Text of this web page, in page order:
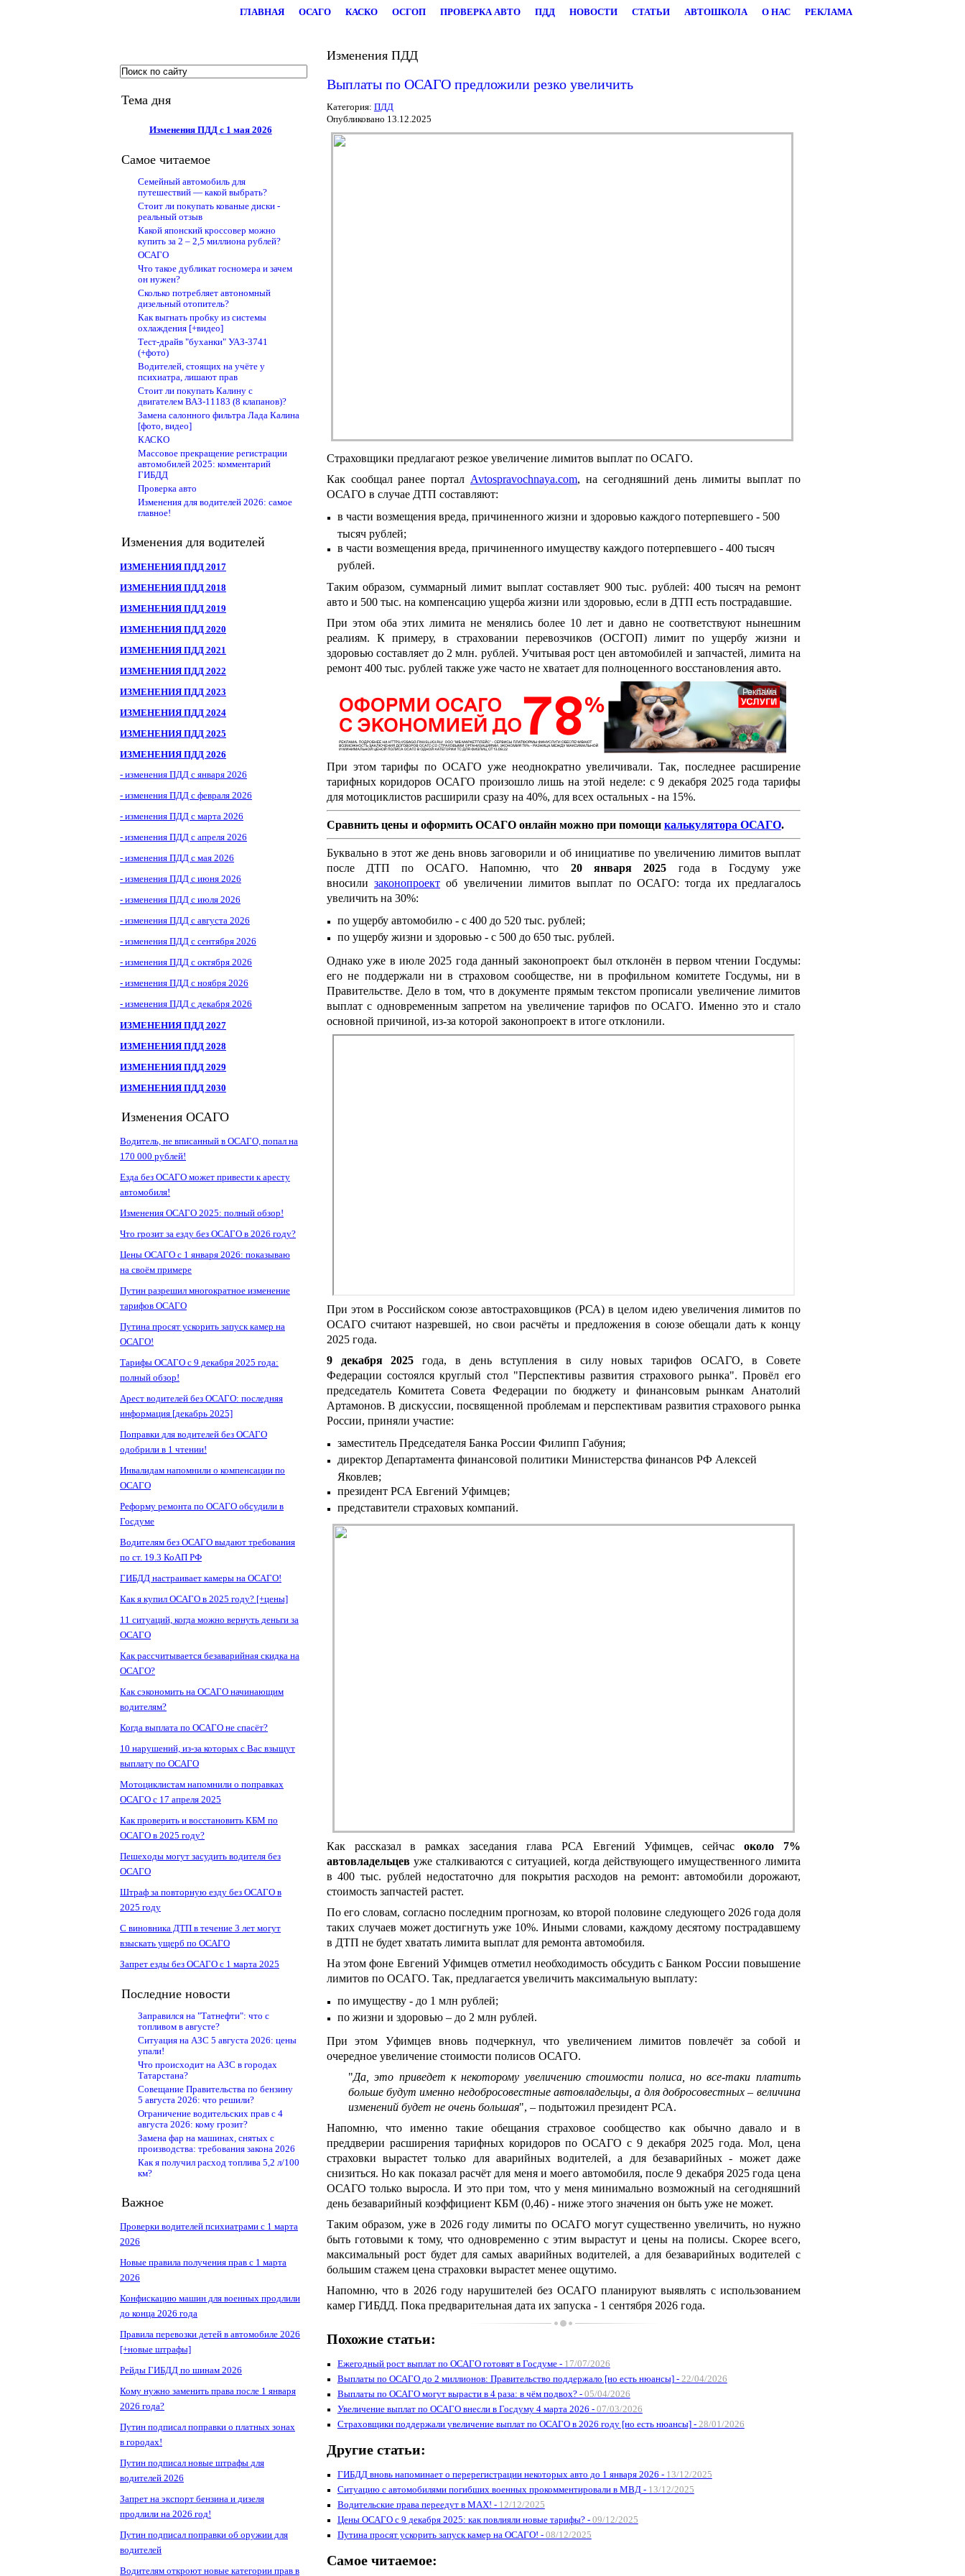
ГЛАВНАЯ ОСАГО КАСКО ОСГОП ПРОВЕРКА АВТО ПДД НОВОСТИ СТАТЬИ АВТОШКОЛА О НАС РЕКЛАМА
Тема дня
Изменения ПДД с 1 мая 2026
Самое читаемое
Семейный автомобиль для
путешествий — какой выбрать?
Стоит ли покупать кованые диски -
реальный отзыв
Какой японский кроссовер можно
купить за 2 – 2,5 миллиона рублей?
ОСАГО
Что такое дубликат госномера и зачем
он нужен?
Сколько потребляет автономный
дизельный отопитель?
Как выгнать пробку из системы
охлаждения [+видео]
Тест-драйв "буханки" УАЗ-3741
(+фото)
Водителей, стоящих на учёте у
психиатра, лишают прав
Стоит ли покупать Калину с
двигателем ВАЗ-11183 (8 клапанов)?
Замена салонного фильтра Лада Калина
[фото, видео]
КАСКО
Массовое прекращение регистрации
автомобилей 2025: комментарий
ГИБДД
Проверка авто
Изменения для водителей 2026: самое
главное!
Изменения для водителей
ИЗМЕНЕНИЯ ПДД 2017
ИЗМЕНЕНИЯ ПДД 2018
ИЗМЕНЕНИЯ ПДД 2019
ИЗМЕНЕНИЯ ПДД 2020
ИЗМЕНЕНИЯ ПДД 2021
ИЗМЕНЕНИЯ ПДД 2022
ИЗМЕНЕНИЯ ПДД 2023
ИЗМЕНЕНИЯ ПДД 2024
ИЗМЕНЕНИЯ ПДД 2025
ИЗМЕНЕНИЯ ПДД 2026
- изменения ПДД с января 2026
- изменения ПДД с февраля 2026
- изменения ПДД с марта 2026
- изменения ПДД с апреля 2026
- изменения ПДД с мая 2026
- изменения ПДД с июня 2026
- изменения ПДД с июля 2026
- изменения ПДД с августа 2026
- изменения ПДД с сентября 2026
- изменения ПДД с октября 2026
- изменения ПДД с ноября 2026
- изменения ПДД с декабря 2026
ИЗМЕНЕНИЯ ПДД 2027
ИЗМЕНЕНИЯ ПДД 2028
ИЗМЕНЕНИЯ ПДД 2029
ИЗМЕНЕНИЯ ПДД 2030
Изменения ОСАГО
Водитель, не вписанный в ОСАГО, попал на
170 000 рублей!
Езда без ОСАГО может привести к аресту
автомобиля!
Изменения ОСАГО 2025: полный обзор!
Что грозит за езду без ОСАГО в 2026 году?
Цены ОСАГО с 1 января 2026: показываю
на своём примере
Путин разрешил многократное изменение
тарифов ОСАГО
Путина просят ускорить запуск камер на
ОСАГО!
Тарифы ОСАГО с 9 декабря 2025 года:
полный обзор!
Арест водителей без ОСАГО: последняя
информация [декабрь 2025]
Поправки для водителей без ОСАГО
одобрили в 1 чтении!
Инвалидам напомнили о компенсации по
ОСАГО
Реформу ремонта по ОСАГО обсудили в
Госдуме
Водителям без ОСАГО выдают требования
по ст. 19.3 КоАП РФ
ГИБДД настраивает камеры на ОСАГО!
Как я купил ОСАГО в 2025 году? [+цены]
11 ситуаций, когда можно вернуть деньги за
ОСАГО
Как рассчитывается безаварийная скидка на
ОСАГО?
Как сэкономить на ОСАГО начинающим
водителям?
Когда выплата по ОСАГО не спасёт?
10 нарушений, из-за которых с Вас взыщут
выплату по ОСАГО
Мотоциклистам напомнили о поправках
ОСАГО с 17 апреля 2025
Как проверить и восстановить КБМ по
ОСАГО в 2025 году?
Пешеходы могут засудить водителя без
ОСАГО
Штраф за повторную езду без ОСАГО в
2025 году
С виновника ДТП в течение 3 лет могут
взыскать ущерб по ОСАГО
Запрет езды без ОСАГО с 1 марта 2025
Последние новости
Заправился на "Татнефти": что с
топливом в августе?
Ситуация на АЗС 5 августа 2026: цены
упали!
Что происходит на АЗС в городах
Татарстана?
Совещание Правительства по бензину
5 августа 2026: что решили?
Ограничение водительских прав с 4
августа 2026: кому грозит?
Замена фар на машинах, снятых с
производства: требования закона 2026
Как я получил расход топлива 5,2 л/100
км?
Важное
Проверки водителей психиатрами с 1 марта
2026
Новые правила получения прав с 1 марта
2026
Конфискацию машин для военных продлили
до конца 2026 года
Правила перевозки детей в автомобиле 2026
[+новые штрафы]
Рейды ГИБДД по шинам 2026
Кому нужно заменить права после 1 января
2026 года?
Путин подписал поправки о платных зонах
в городах!
Путин подписал новые штрафы для
водителей 2026
Запрет на экспорт бензина и дизеля
продлили на 2026 год!
Путин подписал поправки об оружии для
водителей
Водителям откроют новые категории прав в
Изменения ПДД
Выплаты по ОСАГО предложили резко увеличить
Категория: ПДД
Опубликовано 13.12.2025
Страховщики предлагают резкое увеличение лимитов выплат по ОСАГО.
Как сообщал ранее портал Avtospravochnaya.com, на сегодняшний день лимиты выплат по
ОСАГО в случае ДТП составляют:
в части возмещения вреда, причиненного жизни и здоровью каждого потерпевшего - 500
тысяч рублей;
в части возмещения вреда, причиненного имуществу каждого потерпевшего - 400 тысяч
рублей.
Таким образом, суммарный лимит выплат составляет 900 тыс. рублей:400 тысяч на ремонт
авто и 500 тыс. на компенсацию ущерба жизни или здоровью, если в ДТП есть пострадавшие.
При этом оба этих лимита не менялись более 10 лет и давно не соответствуют нынешним
реалиям. К примеру, в страховании перевозчиков (ОСГОП) лимит по ущербу жизни и
здоровью составляет до 2 млн. рублей. Учитывая рост цен автомобилей и запчастей, лимита на
ремонт 400 тыс. рублей также уже часто не хватает для полноценного восстановления авто.
Реклама
При этом тарифы по ОСАГО уже неоднократно увеличивали. Так, последнее расширение
тарифных коридоров ОСАГО произошло лишь на этой неделе: с 9 декабря 2025 года тарифы
для мотоциклистов расширили сразу на 40%, для всех остальных - на 15%.
Сравнить цены и оформить ОСАГО онлайн можно при помощи калькулятора ОСАГО.
Буквально в этот же день вновь заговорили и об инициативе по увеличению лимитов выплат
после ДТП по ОСАГО. Напомню, что 20 января 2025 года в Госдуму уже
вносилизаконопроект об увеличении лимитов выплат по ОСАГО: тогда их предлагалось
увеличить на 30%:
по ущербу автомобилю - с 400 до 520 тыс. рублей;
по ущербу жизни и здоровью - с 500 до 650 тыс. рублей.
Однако уже в июле 2025 года данный законопроект был отклонён в первом чтении Госдумы:
его не поддержали ни в страховом сообществе, ни в профильном комитете Госдумы, ни в
Правительстве. Дело в том, что в документе прямым текстом прописали увеличение лимитов
выплат с одновременным запретом на увеличение тарифов по ОСАГО. Именно это и стало
основной причиной, из-за которой законопроект в итоге отклонили.
При этом в Российском союзе автостраховщиков (РСА) в целом идею увеличения лимитов по
ОСАГО считают назревшей, но свои расчёты и предложения в союзе обещали дать к концу
2025 года.
9 декабря 2025 года, в день вступления в силу новых тарифов ОСАГО, в Совете
Федерации состоялся круглый стол "Перспективы развития страхового рынка". Провёл его
председатель Комитета Совета Федерации по бюджету и финансовым рынкам Анатолий
Артамонов. В дискуссии,посвященной проблемам и перспективам развития страхового рынка
России, приняли участие:
заместитель Председателя Банка России Филипп Габуния;
директор Департамента финансовой политики Министерства финансов РФ Алексей
Яковлев;
президент РСА Евгений Уфимцев;
представители страховых компаний.
Как рассказал в рамках заседания глава РСА Евгений Уфимцев, сейчас около 7%
автовладельцевуже сталкиваются с ситуацией, когда действующего имущественного лимита
в 400 тыс. рублей недостаточно для покрытия расходов на ремонт: автомобили дорожают,
стоимость запчастей растет.
По его словам, согласно последним прогнозам, ко второй половине следующего 2026 года доля
таких случаев может достигнуть уже 10%. Иными словами, каждому десятому пострадавшему
в ДТП не будет хватать лимита выплат для ремонта автомобиля.
На этом фоне Евгений Уфимцев отметил необходимость обсудить с Банком России повышение
лимитов по ОСАГО. Так, предлагается увеличить максимальную выплату:
по имуществу - до 1 млн рублей;
по жизни и здоровью – до 2 млн рублей.
При этом Уфимцев вновь подчеркнул, что увеличением лимитов повлечёт за собой и
очередное увеличение стоимости полисов ОСАГО.
"Да, это приведет к некоторому увеличению стоимости полиса, но все-таки платить
больше будут именно недобросовестные автовладельцы, а для добросовестных – величина
изменений будет не очень большая", – подытожил президент РСА.
Напомню, что именно такие обещания страховое сообщество как обычно давало и в
преддверии расширения тарифных коридоров по ОСАГО с 9 декабря 2025 года. Мол, цена
страховки вырастет только для аварийных водителей, а для безаварийных - может даже
снизиться. Но как показал расчёт для меня и моего автомобиля, после 9 декабря 2025 года цена
ОСАГО только выросла. И это при том, что у меня минимально возможный на сегодняшний
день безаварийный коэффициент КБМ (0,46) - ниже этого значения он быть уже не может.
Таким образом, уже в 2026 году лимиты по ОСАГО могут существенно увеличить, но нужно
быть готовыми к тому, что одновременно с этим вырастут и цены на полисы. Скорее всего,
максимальный рост будет для самых аварийных водителей, а для безаварийных водителей с
большим стажем цена страховки вырастет менее ощутимо.
Напомню, что в 2026 году нарушителей без ОСАГО планируют выявлять с использованием
камер ГИБДД. Пока предварительная дата их запуска - 1 сентября 2026 года.
Похожие статьи:
Ежегодный рост выплат по ОСАГО готовят в Госдуме - 17/07/2026
Выплаты по ОСАГО до 2 миллионов: Правительство поддержало [но есть нюансы] - 22/04/2026
Выплаты по ОСАГО могут вырасти в 4 раза: в чём подвох? - 05/04/2026
Увеличение выплат по ОСАГО внесли в Госдуму 4 марта 2026 - 07/03/2026
Страховщики поддержали увеличение выплат по ОСАГО в 2026 году [но есть нюансы] - 28/01/2026
Другие статьи:
ГИБДД вновь напоминает о перерегистрации некоторых авто до 1 января 2026 - 13/12/2025
Ситуацию с автомобилями погибших военных прокомментировали в МВД - 13/12/2025
Водительские права переедут в MAX! - 12/12/2025
Цены ОСАГО с 9 декабря 2025: как повлияли новые тарифы? - 09/12/2025
Путина просят ускорить запуск камер на ОСАГО! - 08/12/2025
Самое читаемое: